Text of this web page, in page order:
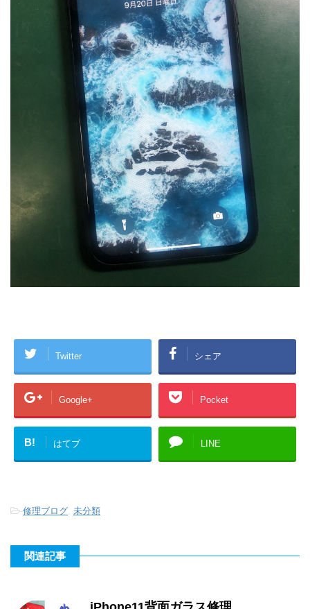
Twitter シェア
Google+ Pocket
B! はてブ LINE
-修理ブログ, 未分類
関連記事